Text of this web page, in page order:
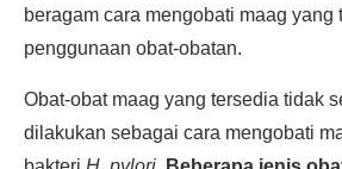
beragam cara mengobati maag yang
penggunaan obat-obatan.
Obat-obat maag yang tersedia tidak
dilakukan sebagai cara mengobati